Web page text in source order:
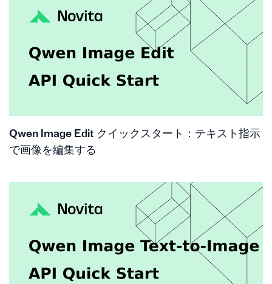
Qwen Image Edit クイックスタート：テキスト指示
で画像を編集する